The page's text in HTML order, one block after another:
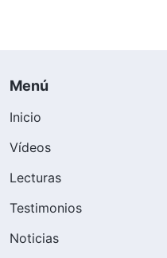
Menú
Inicio
Vídeos
Lecturas
Testimonios
Noticias